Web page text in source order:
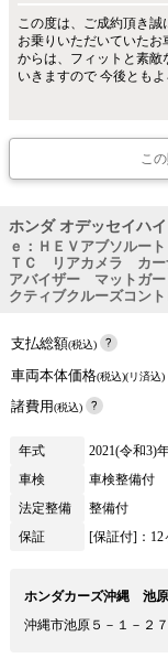
この度は、ご成約頂き
お乗りいただいていた
からは、フィットと素敵
いきますので 今後とも
こ
ホンダ オデッセイハ
ｅ：ＨＥＶアブソル
ＴＣ リアカメラ カ
アバイザー マットガ
クティブクルーズコン
支払総額(税込)
車両本体価格(税込)(リ済込)
諸費用(税込)
年式 2021(令和3)
車検
車検整備付
法定整備
整備付
保証
[保証付]：12
ホンダカーズ沖縄 池
沖縄市池原５－１－２７